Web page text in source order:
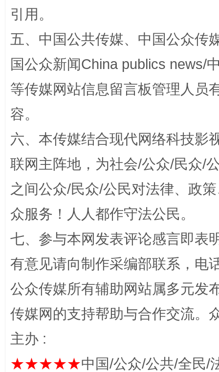
“蜀中异人”王建安的艺术幻境
完善运行机制助力责任有效落实
引用。
五、中国公共传媒、中国公众传
国公众新闻China publics news/
等传媒网站信息留言板管理人员
容。
六、本传媒结合现代网络科技影
联网主阵地，为社会/公众/民众/
之间公众/民众/公民对法律、政
众服务！人人都作守法公民。
七、参与本网发表评论感言即表
有意见请向制作采编部联系，电
公众传媒所有辅助网站属多元发
传媒网的支持帮助与合作交流。
主办 :
★★★★★中国/公众/公共/全民/